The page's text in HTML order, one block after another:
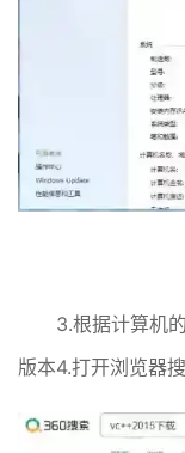
3.根据计算机
版本4.打开浏览器